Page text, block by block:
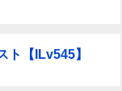
ト【ILv545】